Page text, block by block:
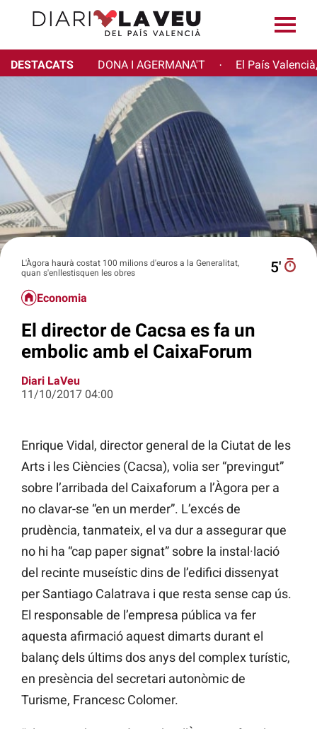
DESTACATS DONA I AGERMANA'T · El País
L'Àgora haurà costat 100 milions d'euros a la Generalitat,
quan s'enllestisquen les obres
5′
Economia
El director de Cacsa es fa un
embolic amb el CaixaForum
Diari LaVeu
11/10/2017 04:00
Enrique Vidal, director general de la Ciutat de les
Arts i les Ciències (Cacsa), volia ser “previngut”
sobre l’arribada del Caixaforum a l’Àgora per a
no clavar-se “en un merder”. L’excés de
prudència, tanmateix, el va dur a assegurar que
no hi ha “cap paper signat” sobre la instal·lació
del recinte museístic dins de l’edifici dissenyat
per Santiago Calatrava i que resta sense cap ús.
El responsable de l’empresa pública va fer
aquesta afirmació aquest dimarts durant el
balanç dels últims dos anys del complex turístic,
en presència del secretari autonòmic de
Turisme, Francesc Colomer.